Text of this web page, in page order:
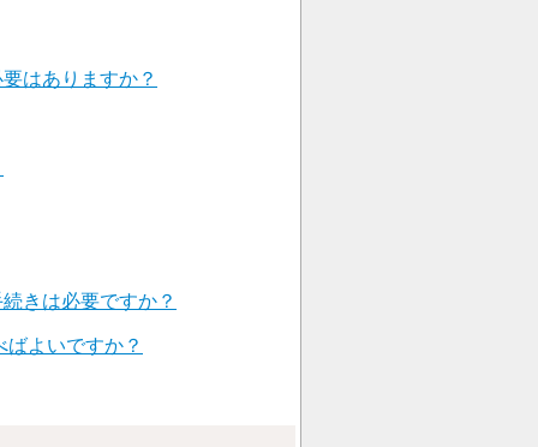
はありますか？
きは必要ですか？
よいですか？